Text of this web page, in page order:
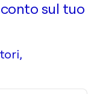
sul tuo